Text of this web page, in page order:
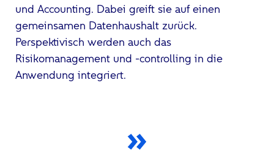
und Accounting. Dabei greift sie auf einen
gemeinsamen Datenhaushalt zurück.
Perspektivisch werden auch das
Risikomanagement und -controlling in die
Anwendung integriert.